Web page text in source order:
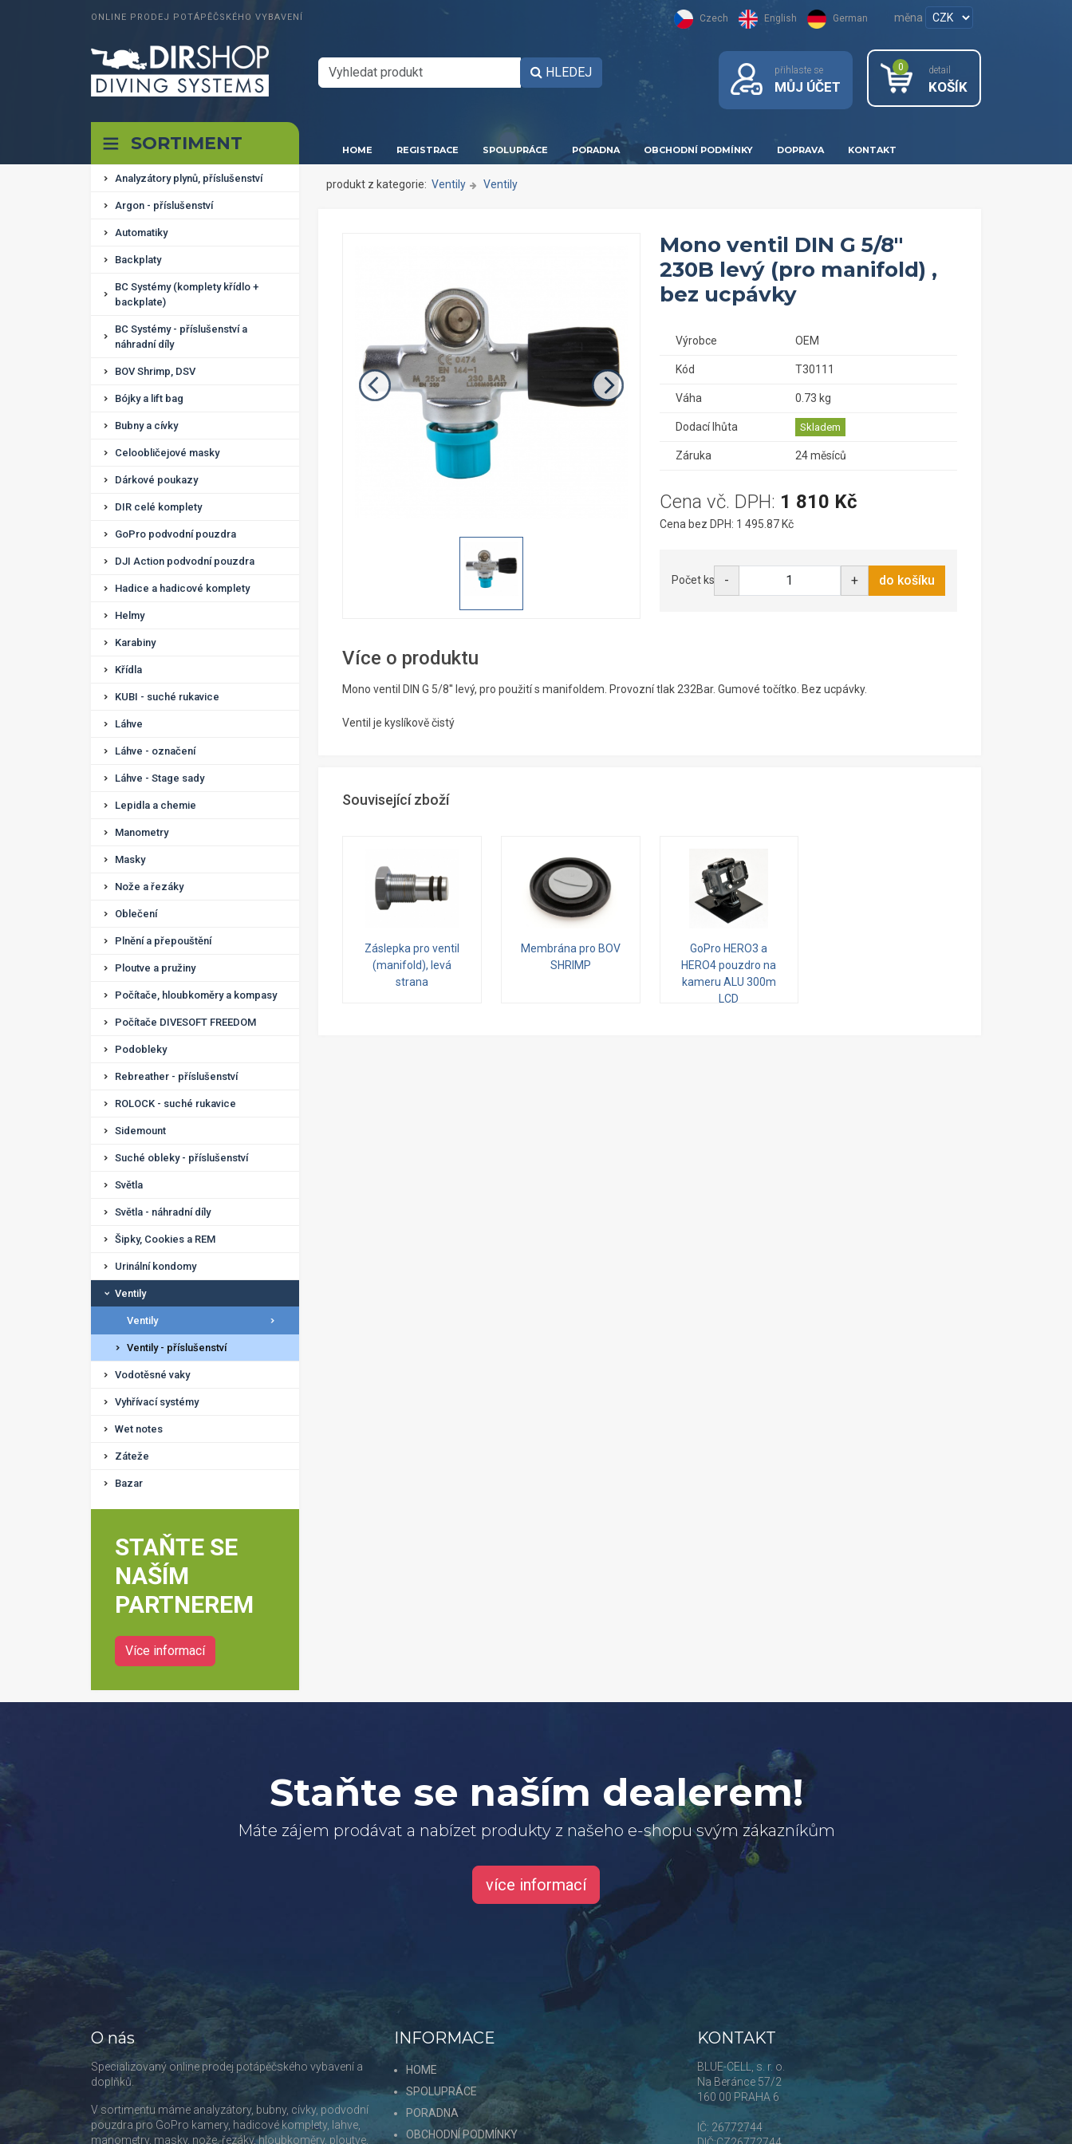
ONLINE PRODEJ POTÁPĚČSKÉHO VYBAVENÍ Czech English German měna
HLEDEJ přihlaste se
MŮJ ÚČET
0 detail
KOŠÍK
SORTIMENT HOME REGISTRACE SPOLUPRÁCE PORADNA OBCHODNÍ PODMÍNKY DOPRAVA KONTAKT
Analyzátory plynů, příslušenství
Argon - příslušenství
Automatiky
Backplaty
BC Systémy (komplety křídlo +
backplate)
BC Systémy - příslušenství a
náhradní díly
BOV Shrimp, DSV
Bójky a lift bag
Bubny a cívky
Celoobličejové masky
Dárkové poukazy
DIR celé komplety
GoPro podvodní pouzdra
DJI Action podvodní pouzdra
Hadice a hadicové komplety
Helmy
Karabiny
Křídla
KUBI - suché rukavice
Láhve
Láhve - označení
Láhve - Stage sady
Lepidla a chemie
Manometry
Masky
Nože a řezáky
Oblečení
Plnění a přepouštění
Ploutve a pružiny
Počítače, hloubkoměry a kompasy
Počítače DIVESOFT FREEDOM
Podobleky
Rebreather - příslušenství
ROLOCK - suché rukavice
Sidemount
Suché obleky - příslušenství
Světla
Světla - náhradní díly
Šipky, Cookies a REM
Urinální kondomy
Ventily
Ventily
Ventily - příslušenství
Vodotěsné vaky
Vyhřívací systémy
Wet notes
Záteže
Bazar
STAŇTE SE
NAŠÍM
PARTNEREM
Více informací
produkt z kategorie: Ventily Ventily
Mono ventil DIN G 5/8''
230B levý (pro manifold) ,
bez ucpávky
Výrobce OEM
Kód T30111
Váha 0.73 kg
Dodací lhůta Skladem
Záruka 24 měsíců
Cena vč. DPH: 1 810 Kč
Cena bez DPH: 1 495.87 Kč
Počet ks - + do košíku
Více o produktu
Mono ventil DIN G 5/8'' levý, pro použití s manifoldem. Provozní tlak 232Bar. Gumové točítko. Bez ucpávky.
Ventil je kyslíkově čistý
Související zboží
Záslepka pro ventil
(manifold), levá
strana
Membrána pro BOV
SHRIMP
GoPro HERO3 a
HERO4 pouzdro na
kameru ALU 300m
LCD
Staňte se naším dealerem!
Máte zájem prodávat a nabízet produkty z našeho e-shopu svým zákazníkům
více informací
O nás
Specializovaný online prodej potápěčského vybavení a
doplňků.
V sortimentu máme analyzátory, bubny, cívky, podvodní
pouzdra pro GoPro kamery, hadicové komplety, lahve,
manometry, masky, nože, řezáky, hloubkoměry, ploutve,
INFORMACE
HOME
SPOLUPRÁCE
PORADNA
OBCHODNÍ PODMÍNKY
KONTAKT
BLUE-CELL, s. r. o.
Na Beránce 57/2
160 00 PRAHA 6
IČ: 26772744